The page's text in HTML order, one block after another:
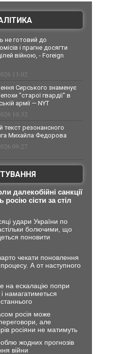
не готовий до
і прагне досягти
війною, - Foreign
13:02
Сирського знаменує
"старої гвардії" в
армії — NYT
10:32
текст резонансного
Михайла Федорова
09:27
далекобійні санкції
росію сісти за стіл
удари України по
болючими, що
поновити
чекати поновлення
А от наступного
на ескалацію попри
намагатиметься
росія може
але
росіяни не матимуть
жодних прогнозів
війни